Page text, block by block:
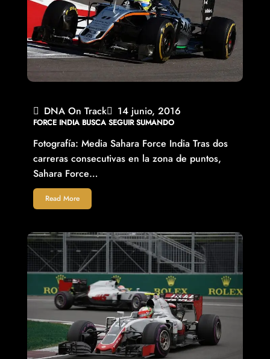
DNA On Track 14 junio, 2016
FORCE INDIA BUSCA SEGUIR SUMANDO
Fotografía: Media Sahara Force India Tras dos
carreras consecutivas en la zona de puntos,
Sahara Force…
Read More